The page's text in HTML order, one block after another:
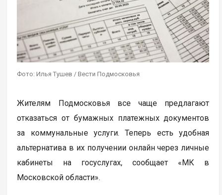
Фото: Илья Тушев / Вести Подмосковья
Жителям Подмосковья все чаще предлагают
отказаться от бумажных платежных документов
за коммунальные услуги. Теперь есть удобная
альтернатива в их получении онлайн через личные
кабинеты на госуслугах, сообщает «МК в
Московской области».